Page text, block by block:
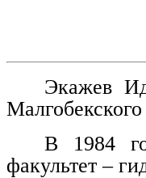
Экажев
В 1984
факультет –